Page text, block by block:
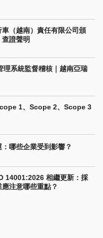
（越南）責任有限公司頒
證聲明
理系統監督稽核｜越南亞瑞
1、Scope 2、Scope 3
哪些企業受到影響？
14001:2026 相繼更新：採
注意哪些重點？